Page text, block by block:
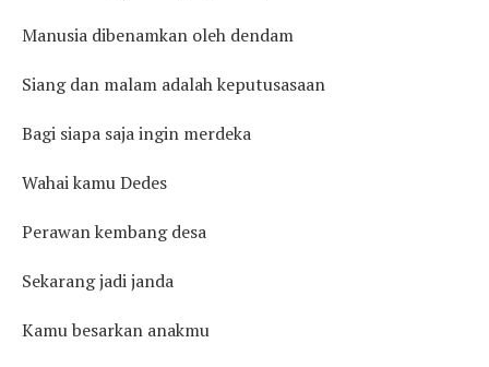
Manusia dibenamkan oleh dendam
Siang dan malam adalah keputusasaan
Bagi siapa saja ingin merdeka
Wahai kamu Dedes
Perawan kembang desa
Sekarang jadi janda
Kamu besarkan anakmu